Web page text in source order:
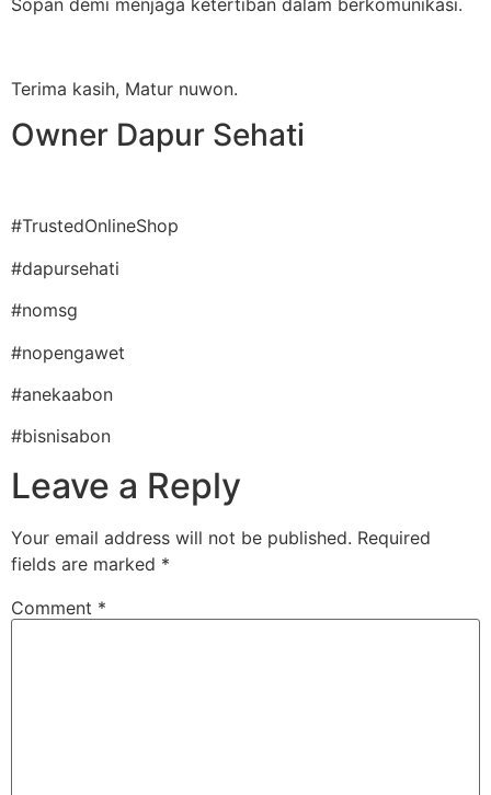
Terima kasih, Matur nuwon.
Owner Dapur Sehati
#TrustedOnlineShop
#dapursehati
#nomsg
#nopengawet
#anekaabon
#bisnisabon
Leave a Reply
Your email address will not be published. Required
fields are marked *
Comment *